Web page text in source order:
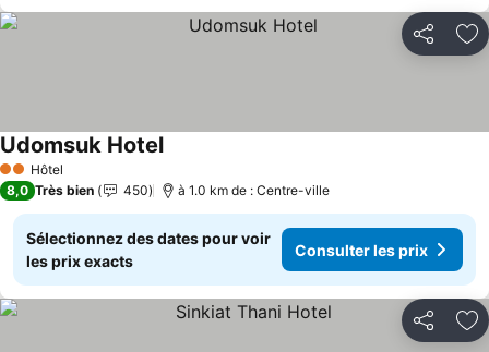
Partager
2 Étoiles
Hôtel
Udomsuk HotelConsulter les prix
8,0 Très bien 450 à 1.0 km de : Centre-ville
Sélectionnez des dates pour voir
les prix exacts
Consulter les prix
Partager